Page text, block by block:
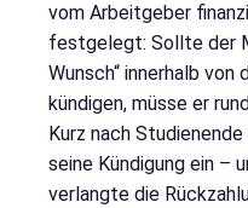
vom Arbeitgeber
festgelegt: Sollte der
Wunsch“ innerhalb von
kündigen, müsse er rund
Kurz nach
seine Kündigung ein –
verlangte die